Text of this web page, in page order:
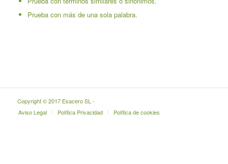
Prueba con más de una sola palabra.
Copyright © 2017 Esacero SL -
Aviso Legal
Política Privacidad Política de cookies